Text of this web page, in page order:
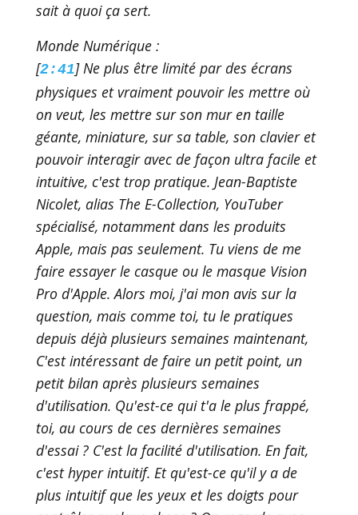
sait à quoi ça sert.
Monde Numérique :
[2:41] Ne plus être limité par des écrans
physiques et vraiment pouvoir les mettre où
on veut, les mettre sur son mur en taille
géante, miniature, sur sa table, son clavier et
pouvoir interagir avec de façon ultra facile et
intuitive, c'est trop pratique. Jean-Baptiste
Nicolet, alias The E-Collection, YouTuber
spécialisé, notamment dans les produits
Apple, mais pas seulement. Tu viens de me
faire essayer le casque ou le masque Vision
Pro d'Apple. Alors moi, j'ai mon avis sur la
question, mais comme toi, tu le pratiques
depuis déjà plusieurs semaines maintenant,
C'est intéressant de faire un petit point, un
petit bilan après plusieurs semaines
d'utilisation. Qu'est-ce qui t'a le plus frappé,
toi, au cours de ces dernières semaines
d'essai ? C'est la facilité d'utilisation. En fait,
c'est hyper intuitif. Et qu'est-ce qu'il y a de
plus intuitif que les yeux et les doigts pour